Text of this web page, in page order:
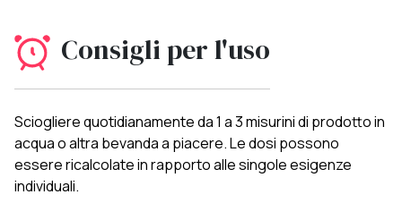
Consigli per l'uso
Sciogliere quotidianamente da 1 a 3 misurini di prodotto in
acqua o altra bevanda a piacere. Le dosi possono
essere ricalcolate in rapporto alle singole esigenze
individuali.